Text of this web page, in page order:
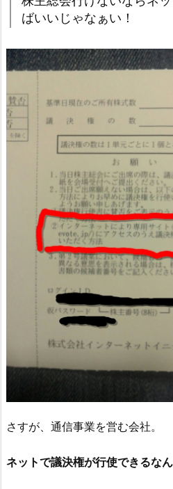
ばいいじゃなぁい！
さすが、通信事業を営む会社。
ネットで議決権が行使できるなん